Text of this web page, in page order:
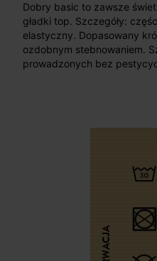
Dobry basic to zawsze
gładki top. Szczegóły:
elastyczny. Dopasowany
ozdobnym stebnowaniem.
prowadzonych bez